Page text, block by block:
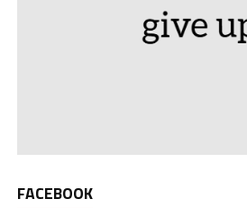
FACEBOOK